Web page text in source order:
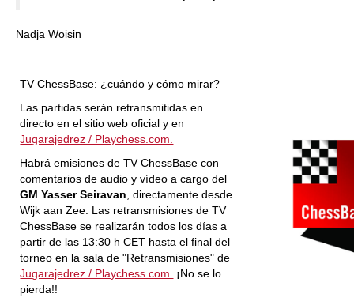
Nadja Woisin
TV ChessBase: ¿cuándo y cómo mirar?
Las partidas serán retransmitidas en
directo en el sitio web oficial y en
Jugarajedrez / Playchess.com.
Habrá emisiones de TV ChessBase con
comentarios de audio y vídeo a cargo del
GM Yasser Seiravan , directamente desde
Wijk aan Zee. Las retransmisiones de TV
ChessBase se realizarán todos los días a
partir de las 13:30 h CET hasta el final del
torneo en la sala de "Retransmisiones" de
Jugarajedrez / Playchess.com.
¡No se lo
pierda!!